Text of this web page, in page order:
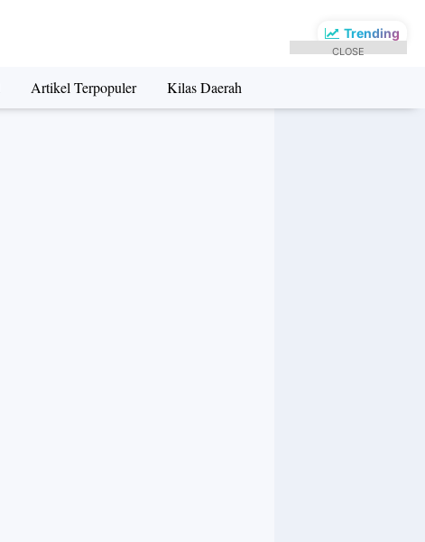
Trending
Artikel Terpopuler Kilas Daerah
CLOSE